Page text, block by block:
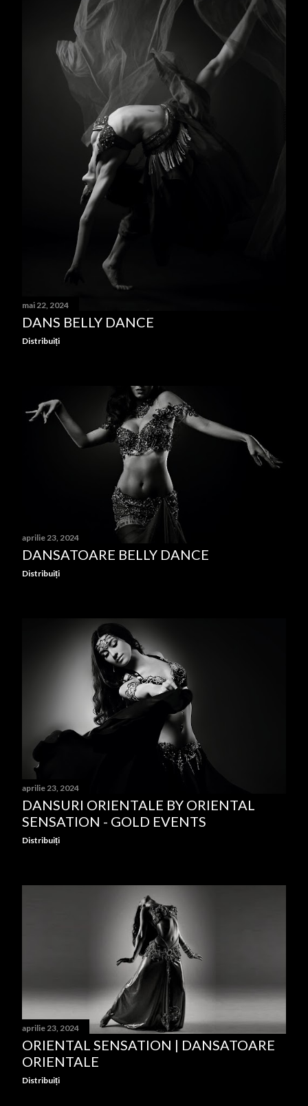
mai 22, 2024
DANS BELLY DANCE
Distribuiți
aprilie 23, 2024
DANSATOARE BELLY DANCE
Distribuiți
aprilie 23, 2024
DANSURI ORIENTALE BY ORIENTAL
SENSATION - GOLD EVENTS
Distribuiți
aprilie 23, 2024
ORIENTAL SENSATION | DANSATOARE
ORIENTALE
Distribuiți